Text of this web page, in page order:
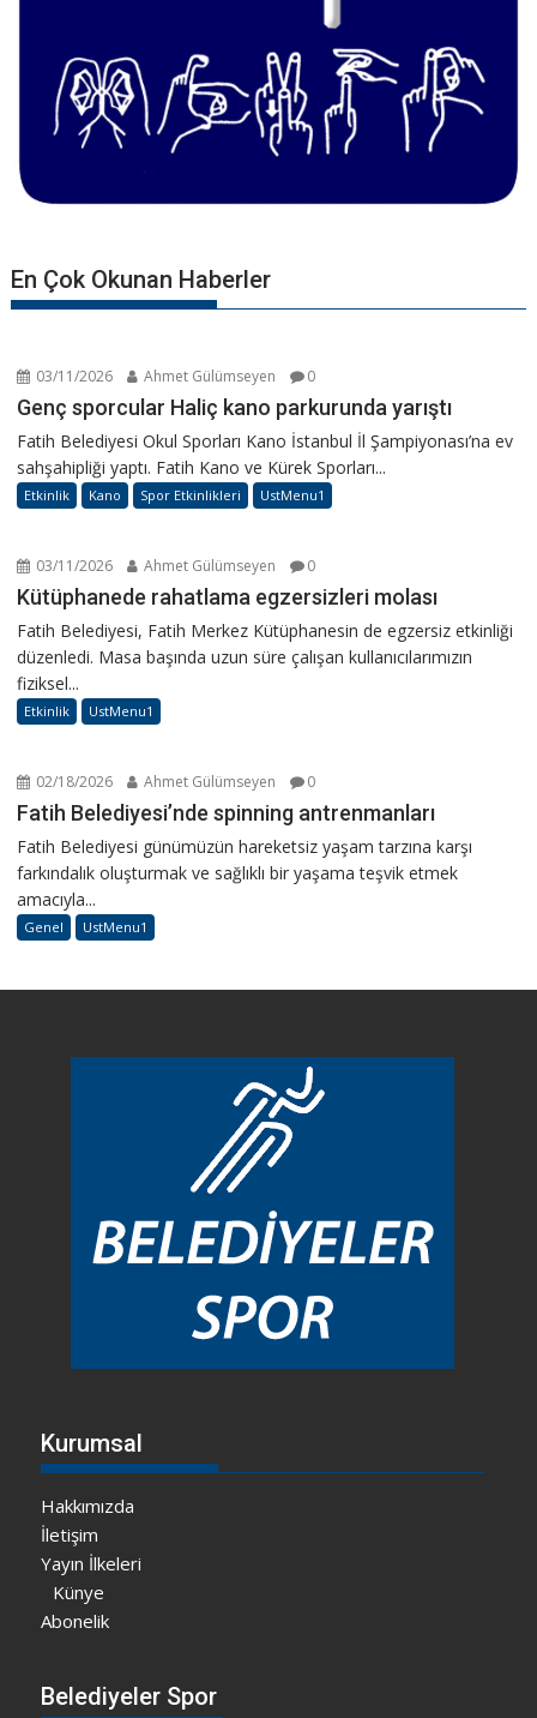
En Çok Okunan Haberler
03/11/2026 Ahmet Gülümseyen 0
Genç sporcular Haliç kano parkurunda yarıştı
Fatih Belediyesi Okul Sporları Kano İstanbul İl Şampiyonası’na ev
sahşahipliği yaptı. Fatih Kano ve Kürek Sporları...
Etkinlik Kano Spor Etkinlikleri UstMenu1
03/11/2026 Ahmet Gülümseyen 0
Kütüphanede rahatlama egzersizleri molası
Fatih Belediyesi, Fatih Merkez Kütüphanesin de egzersiz etkinliği
düzenledi. Masa başında uzun süre çalışan kullanıcılarımızın
fiziksel...
Etkinlik UstMenu1
02/18/2026 Ahmet Gülümseyen 0
Fatih Belediyesi’nde spinning antrenmanları
Fatih Belediyesi günümüzün hareketsiz yaşam tarzına karşı
farkındalık oluşturmak ve sağlıklı bir yaşama teşvik etmek
amacıyla...
Genel UstMenu1
Kurumsal
Hakkımızda
İletişim
Yayın İlkeleri
Künye
Abonelik
Belediyeler Spor